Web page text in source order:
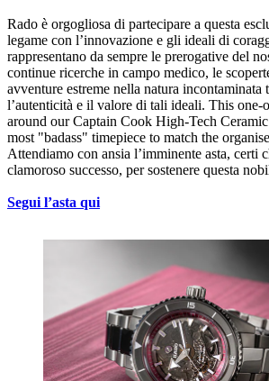
Rado è orgogliosa di partecipare a questa
legame con l’innovazione e gli ideali di
rappresentano da sempre le prerogative del
continue ricerche in campo medico, le
avventure estreme nella natura incontaminata
l’autenticità e il valore di tali ideali. This
around our Captain Cook High-Tech
most "badass" timepiece to match the
Attendiamo con ansia l’imminente asta, certi
clamoroso successo, per sostenere questa
Segui l’asta qui